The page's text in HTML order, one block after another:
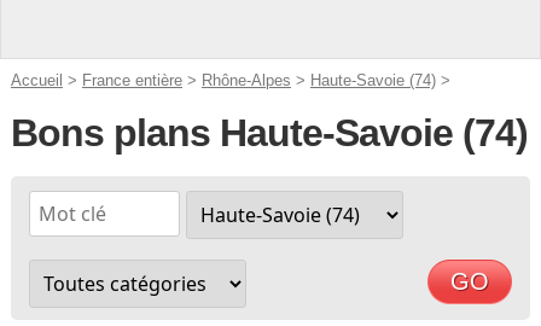
Accueil > France entière> Rhône-Alpes > Haute-Savoie (74)>
Bons plans Haute-Savoie (74)